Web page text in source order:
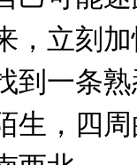
，立刻
到一条
生，四